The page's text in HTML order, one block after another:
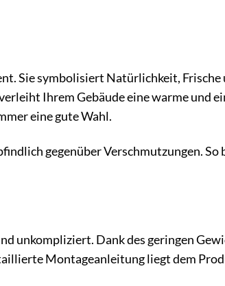
Sie symbolisiert Natürlichkeit, Frische
Ihrem Gebäude eine warme und
eine gute Wahl.
gegenüber Verschmutzungen. So
unkompliziert. Dank des geringen
Montageanleitung liegt dem